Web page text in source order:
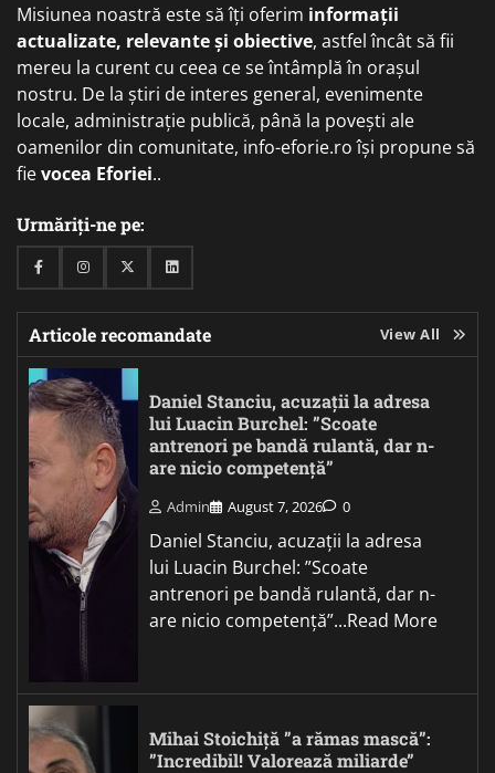
Misiunea noastră este să îți oferim informații
actualizate, relevante și obiective, astfel încât să fii
mereu la curent cu ceea ce se întâmplă în orașul
nostru. De la știri de interes general, evenimente
locale, administrație publică, până la povești ale
oamenilor din comunitate, info-eforie.ro își propune să
fievocea Eforiei..
Urmăriți-ne pe:
FacebookInstagramTwitterLinkedin
Articole recomandate View All
Daniel Stanciu, acuzații la adresa
lui Luacin Burchel: ”Scoate
antrenori pe bandă rulantă, dar n-
are nicio competență”
Admin August 7, 2026 0
Daniel Stanciu, acuzații la adresa
lui Luacin Burchel: ”Scoate
antrenori pe bandă rulantă, dar n-
are nicio competență”...Read More
Mihai Stoichiță ”a rămas mască”:
”Incredibil! Valorează miliarde”